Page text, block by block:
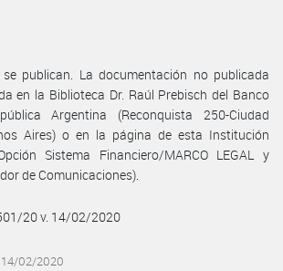
publican. La documentación no publicada
en la Biblioteca Dr. Raúl Prebisch del Banco
Argentina (Reconquista 250-Ciudad
Aires) o en la página de esta Institución
Sistema Financiero/MARCO LEGAL y
de Comunicaciones).
20 v. 14/02/2020
14/02/2020